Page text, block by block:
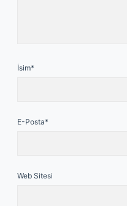
İsim*
E-Posta*
Web Sitesi